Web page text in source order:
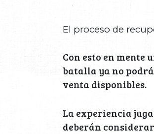
El proceso de
Con esto en
batalla ya no
venta disponibles.
La experiencia
deberán